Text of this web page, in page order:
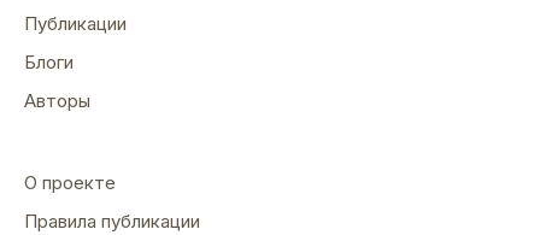
Публикации
Блоги
Авторы
О проекте
Правила публикации